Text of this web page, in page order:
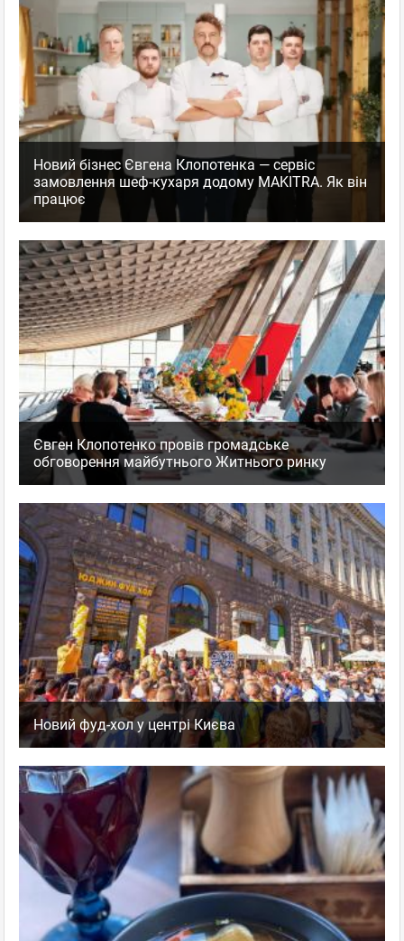
Новий бізнес Євгена Клопотенка — сервіс
замовлення шеф-кухаря додому MAKITRA. Як він
працює
Євген Клопотенко провів громадське
обговорення майбутнього Житнього ринку
Новий фуд-хол у центрі Києва